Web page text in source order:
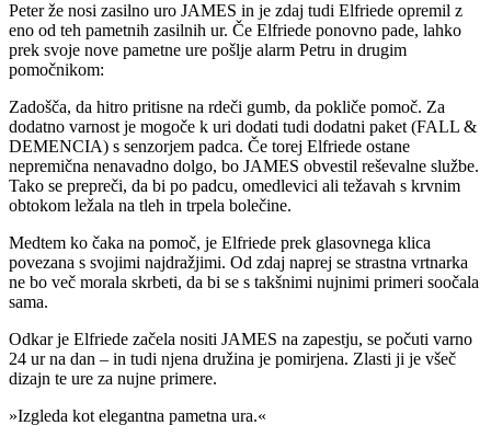
Peter že nosi zasilno uro JAMES in je zdaj tudi Elfriede opremil z
eno od teh pametnih zasilnih ur. Če Elfriede ponovno pade, lahko
prek svoje nove pametne ure pošlje alarm Petru in drugim
pomočnikom:
Zadošča, da hitro pritisne na rdeči gumb, da pokliče pomoč. Za
dodatno varnost je mogoče k uri dodati tudi dodatni paket (FALL &
DEMENCIA) s senzorjem padca. Če torej Elfriede ostane
nepremična nenavadno dolgo, bo JAMES obvestil reševalne službe.
Tako se prepreči, da bi po padcu, omedlevici ali težavah s krvnim
obtokom ležala na tleh in trpela bolečine.
Medtem ko čaka na pomoč, je Elfriede prek glasovnega klica
povezana s svojimi najdražjimi. Od zdaj naprej se strastna vrtnarka
ne bo več morala skrbeti, da bi se s takšnimi nujnimi primeri soočala
sama.
Odkar je Elfriede začela nositi JAMES na zapestju, se počuti varno
24 ur na dan – in tudi njena družina je pomirjena. Zlasti ji je všeč
dizajn te ure za nujne primere.
»Izgleda kot elegantna pametna ura.«